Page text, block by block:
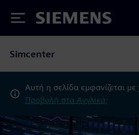
Siemens
Simcenter
Αυτή η σελίδα εμφανίζεται
Προβολή στα Αγγλικά;